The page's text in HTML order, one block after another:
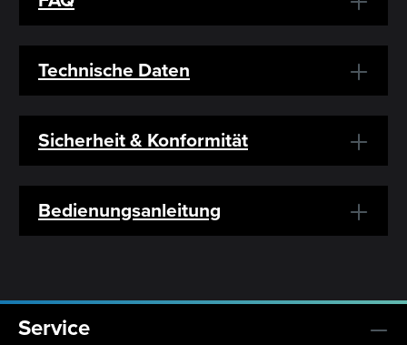
Technische Daten
Sicherheit & Konformität
Bedienungsanleitung
Service